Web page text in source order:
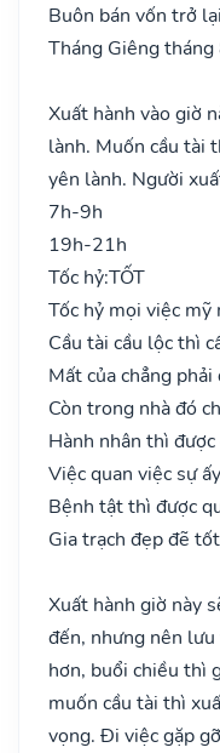
Buôn bán vốn trở
Tháng Giêng tháng
Xuất hành vào giờ
lành. Muốn cầu tài
yên lành. Người
7h-9h
19h-21h
Tốc hỷ:TỐT
Tốc hỷ mọi việc mỹ
Cầu tài cầu lộc thì
Mất của chẳng
Còn trong nhà đó
Hành nhân thì
Việc quan việc sự
Bệnh tật thì được
Gia trạch đẹp đẽ
Xuất hành giờ này
đến, nhưng nên
hơn, buổi chiều thì
muốn cầu tài thì
vọng. Đi việc gặp